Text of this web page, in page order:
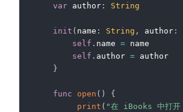
var author : String
init ( name : String , author :
self . name = name
self . author = author
}
func open ( )
{
print ( "在 iBooks 中打开